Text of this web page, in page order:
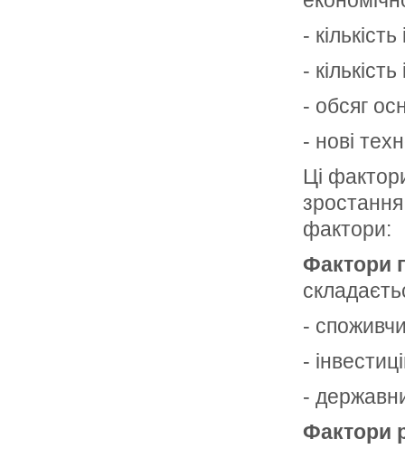
-
-
- обсяг
- нові
Ці
фактори:
Фактори
-
-
-
Фактори